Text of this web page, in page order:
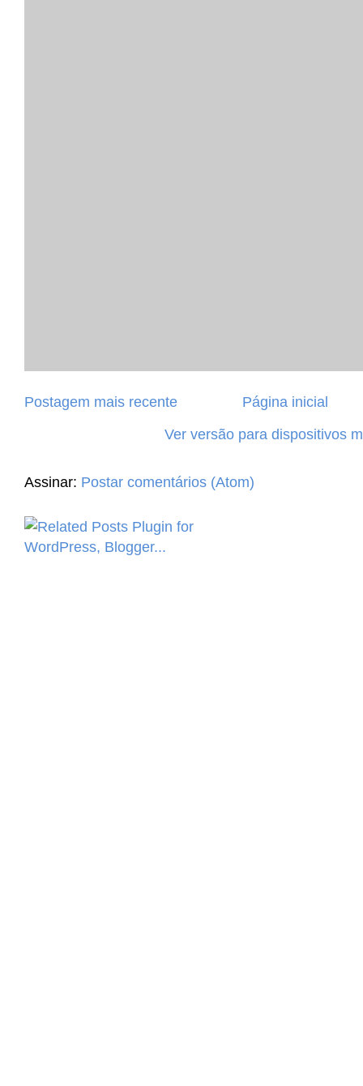
Postagem mais recente
Página inicial
Ver versão para dispositivos
Assinar: Postar comentários (Atom)